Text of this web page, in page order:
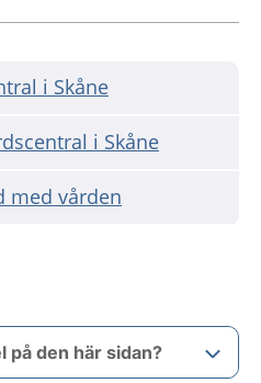
i Skåne
i Skåne
med vården
på den här sidan?